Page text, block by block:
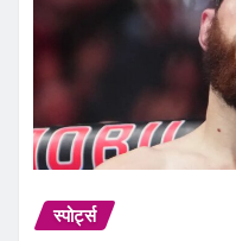
स्पोर्ट्स